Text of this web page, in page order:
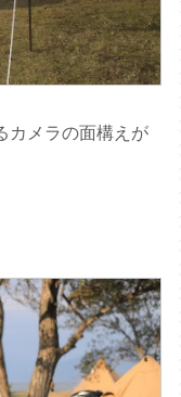
カメラの面構えが